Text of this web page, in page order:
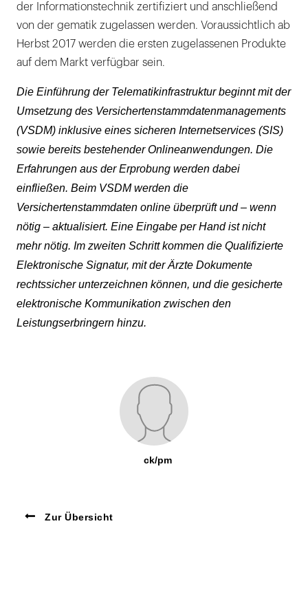
der Informationstechnik zertifiziert und anschließend
von der gematik zugelassen werden. Voraussichtlich ab
Herbst 2017 werden die ersten zugelassenen Produkte
auf dem Markt verfügbar sein.
Die Einführung der Telematikinfrastruktur beginnt mit der
Umsetzung des Versichertenstammdatenmanagements
(VSDM) inklusive eines sicheren Internetservices (SIS)
sowie bereits bestehender Onlineanwendungen. Die
Erfahrungen aus der Erprobung werden dabei
einfließen. Beim VSDM werden die
Versichertenstammdaten online überprüft und – wenn
nötig – aktualisiert. Eine Eingabe per Hand ist nicht
mehr nötig. Im zweiten Schritt kommen die Qualifizierte
Elektronische Signatur, mit der Ärzte Dokumente
rechtssicher unterzeichnen können, und die gesicherte
elektronische Kommunikation zwischen den
Leistungserbringern hinzu.
ck/pm
Zur Übersicht